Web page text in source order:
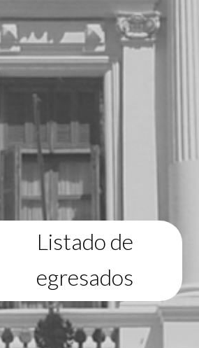
Listado de
egresados